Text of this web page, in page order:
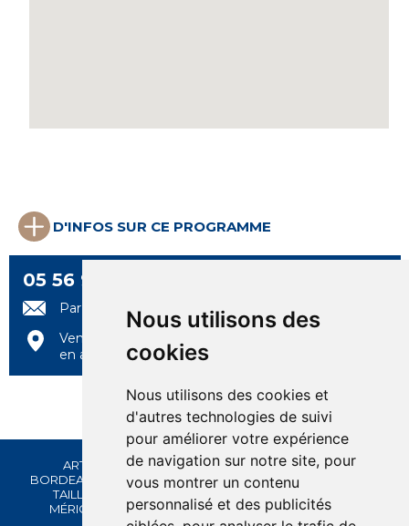
Nous utilisons des
cookies
Nous utilisons des cookies et
d'autres technologies de suivi
pour améliorer votre expérience
de navigation sur notre site, pour
vous montrer un contenu
personnalisé et des publicités
D'INFOS SUR CE PROGRAMME
05 56 99 97 97
Par e-mail
Venez nous rencontrer
en agence
ARTIGUES-PRÈS-BORDEAUX- AYTRÉ- BÈGLES-
BORDEAUX
BRUGES -CANÉJAN-CASTETS-
TAILLAN-MÉDOC
MÉRIGNAC - BEUTRE-PAREMPUYRE -ST SULPICE ET
CAMEYRAC